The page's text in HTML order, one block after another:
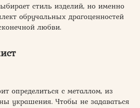
стиль изделий, но именно
обручальных драгоценностей
любви.
определиться с металлом, из
украшения. Чтобы не задаваться